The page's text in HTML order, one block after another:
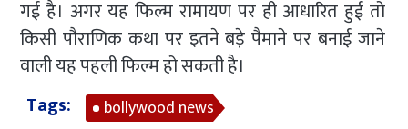
गई है। अगर यह फिल्म रामायण पर ही आधारित हुई तो
किसी पौराणिक कथा पर इतने बड़े पैमाने पर बनाई जाने
वाली यह पहली फिल्म हो सकती है।
Tags:
bollywood news